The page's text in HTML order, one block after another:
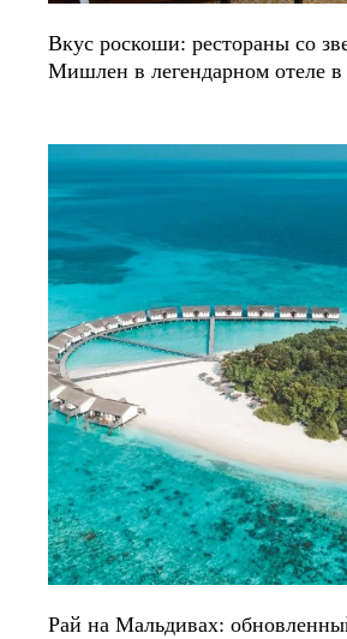
Вкус роскоши: рестораны со
Мишлен в легендарном отеле
Рай на Мальдивах: